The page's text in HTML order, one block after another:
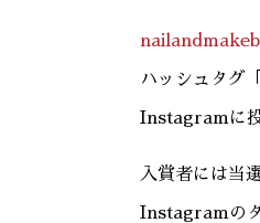
ハッシュタグ
Instagramに
入賞者には当
Instagramの